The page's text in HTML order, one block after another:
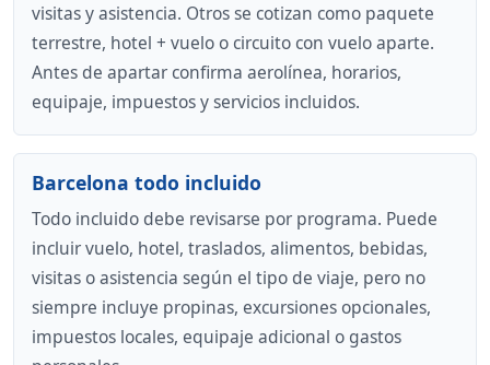
visitas y asistencia. Otros se cotizan como paquete
terrestre, hotel + vuelo o circuito con vuelo aparte.
Antes de apartar confirma aerolínea, horarios,
equipaje, impuestos y servicios incluidos.
Barcelona todo incluido
Todo incluido debe revisarse por programa. Puede
incluir vuelo, hotel, traslados, alimentos, bebidas,
visitas o asistencia según el tipo de viaje, pero no
siempre incluye propinas, excursiones opcionales,
impuestos locales, equipaje adicional o gastos